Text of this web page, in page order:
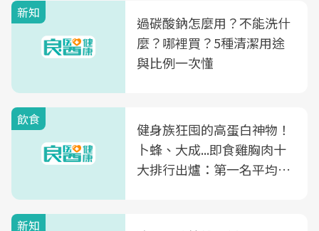
新知
過碳酸鈉怎麼用？不能洗什
麼？哪裡買？5種清潔用途
與比例一次懂
飲食
健身族狂囤的高蛋白神物！
卜蜂、大成...即食雞胸肉十
大排行出爐：第一名平均一
新知